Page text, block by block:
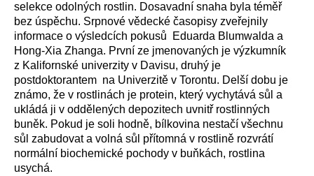
selekce odolných rostlin. Dosavadní snaha byla téměř
bez úspěchu. Srpnové vědecké časopisy zveřejnily
informace o výsledcích pokusů
Eduarda Blumwalda a
Hong-Xia Zhanga. První ze jmenovaných je výzkumník
z Kalifornské univerzity v Davisu, druhý je
postdoktorantem na Univerzitě v Torontu. Delší dobu je
známo, že v rostlinách je protein, který vychytává sůl a
ukládá ji v oddělených depozitech uvnitř rostlinných
buněk. Pokud je soli hodně, bílkovina nestačí všechnu
sůl zabudovat a volná sůl přítomná v rostlině rozvrátí
normální biochemické pochody v buňkách, rostlina
usychá.